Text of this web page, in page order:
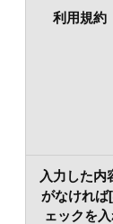
利用規約
入力した内
がなければ
ェックを